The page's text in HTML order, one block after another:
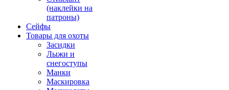
(наклейки на
патроны)
Сейфы
Товары для охоты
Засидки
Лыжи и
снегоступы
Манки
Маскировка